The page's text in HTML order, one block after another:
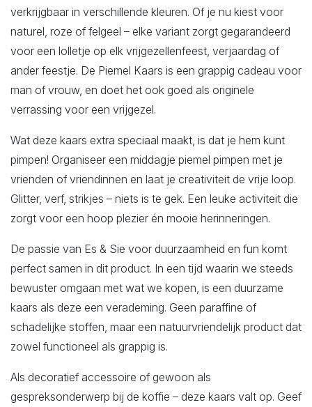
verkrijgbaar in verschillende kleuren. Of je nu kiest voor
naturel, roze of felgeel – elke variant zorgt gegarandeerd
voor een lolletje op elk vrijgezellenfeest, verjaardag of
ander feestje. De Piemel Kaars is een grappig cadeau voor
man of vrouw, en doet het ook goed als originele
verrassing voor een vrijgezel.
Wat deze kaars extra speciaal maakt, is dat je hem kunt
pimpen! Organiseer een middagje piemel pimpen met je
vrienden of vriendinnen en laat je creativiteit de vrije loop.
Glitter, verf, strikjes – niets is te gek. Een leuke activiteit die
zorgt voor een hoop plezier én mooie herinneringen.
De passie van Es & Sie voor duurzaamheid en fun komt
perfect samen in dit product. In een tijd waarin we steeds
bewuster omgaan met wat we kopen, is een duurzame
kaars als deze een verademing. Geen paraffine of
schadelijke stoffen, maar een natuurvriendelijk product dat
zowel functioneel als grappig is.
Als decoratief accessoire of gewoon als
gespreksonderwerp bij de koffie – deze kaars valt op. Geef